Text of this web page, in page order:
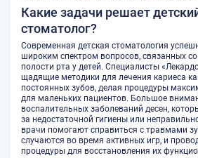
Какие задачи решает
стоматолог?
Современная детская стоматология
широким спектром вопросов, связанных
полости рта у детей. Специалисты
щадящие методики для лечения кариеса
постоянных зубов, делая процедуры
для маленьких пациентов. Большое
воспалительных заболеваний десен,
за недостаточной гигиены или
врачи помогают справиться с травмами
случаются во время активных игр, и
процедуры для восстановления их